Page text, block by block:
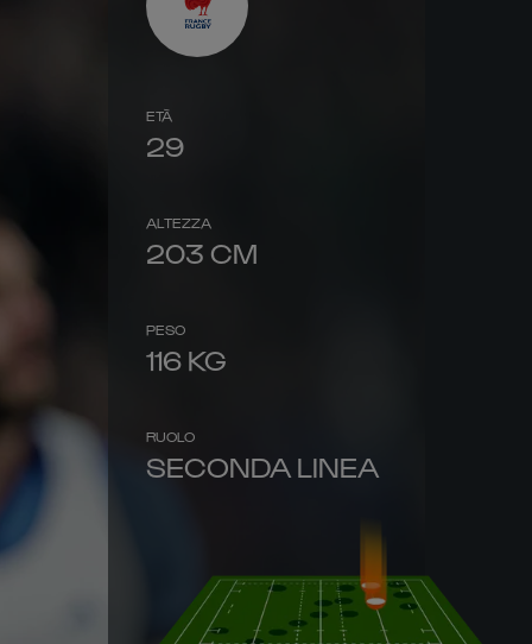
ETÀ
29
ALTEZZA
203 CM
PESO
116 KG
RUOLO
SECONDA LINEA